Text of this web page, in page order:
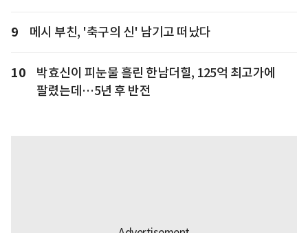
9 메시 부친, '축구의 신' 남기고 떠났다
10
박효신이 피눈물 흘린 한남더힐, 125억 최고가에
팔렸는데…5년 후 반전